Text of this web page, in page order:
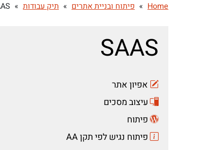
Home
» פיתוח ובניית אתרים » תיק עבודות »
SAAS
אפיון אתר
עיצוב מסכים
פיתוח
פיתוח נגיש לפי תקן AA